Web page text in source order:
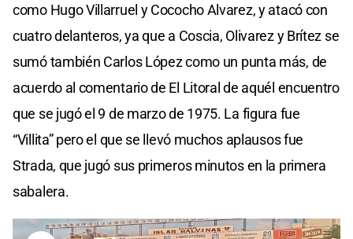
como Hugo Villarruel y Cococho Alvarez, y atacó con
cuatro delanteros, ya que a Coscia, Olivarez y Brítez se
sumó también Carlos López como un punta más, de
acuerdo al comentario de El Litoral de aquél encuentro
que se jugó el 9 de marzo de 1975. La figura fue
“Villita” pero el que se llevó muchos aplausos fue
Strada, que jugó sus primeros minutos en la primera
sabalera.